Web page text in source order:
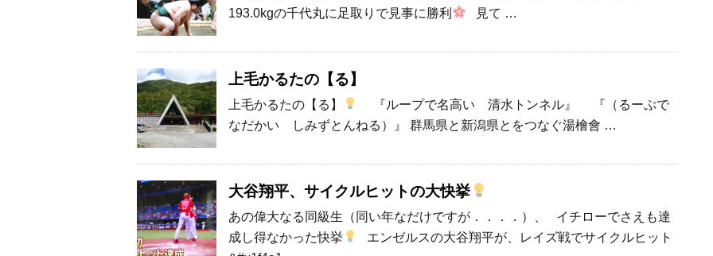
193.0kgの千代丸に足取りで見事に勝利
見て …
上毛かるたの【る】
上毛かるたの【る】
『ループで名高い 清水トンネル』 『（るーぷで
なだかい しみずとんねる）』 群馬県と新潟県とをつなぐ湯檜會 …
大谷翔平、サイクルヒットの大快挙
あの偉大なる同級生（同い年なだけですが．．．．）、 イチローでさえも達
成し得なかった快挙
エンゼルスの大谷翔平が、レイズ戦でサイクルヒット